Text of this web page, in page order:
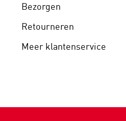
Bezorgen
Retourneren
Meer klantenservice